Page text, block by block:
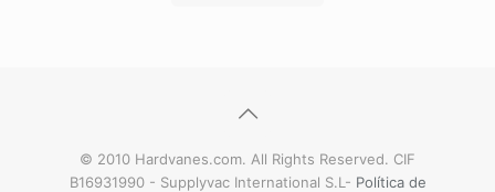
© 2010 Hardvanes.com. All Rights Reserved. CIF
B16931990 - Supplyvac International S.L- Política de